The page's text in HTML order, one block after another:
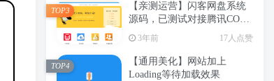
【亲测运营】闪客网盘系统
源码，已测试对接腾讯COS
及本地和支付（支持限速+按
时收费+文件分享+可对接易
支付）- 修复版
3年前 17人点赞
TOP3
【通用美化】网站加上
Loading等待加载效果
TOP4